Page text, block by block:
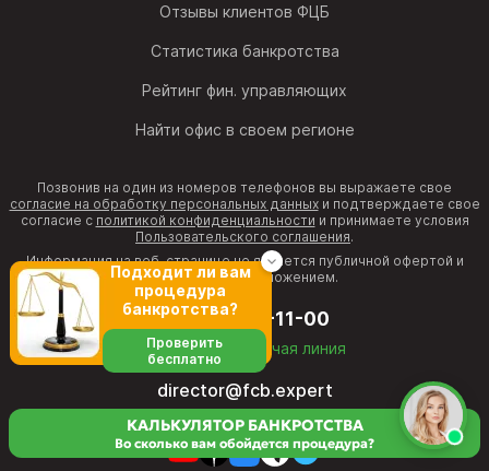
Отзывы клиентов ФЦБ
Статистика банкротства
Рейтинг фин. управляющих
Найти офис в своем регионе
Позвонив на один из номеров телефонов вы выражаете свое
согласие на обработку персональных данныхи подтверждаете свое
согласие с политикой конфиденциальности и принимаете условия
Пользовательского соглашения.
Информация на веб-странице не является публичной офертой и
рекламным предложением.
8 (800) 511-11-00
бесплатная горячая линия
director@fcb.expert
КАЛЬКУЛЯТОР БАНКРОТСТВА
Во сколько вам обойдется процедура?
Подходит ли вам
процедура
банкротства?
Проверить
бесплатно